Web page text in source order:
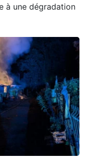
à une dégradation